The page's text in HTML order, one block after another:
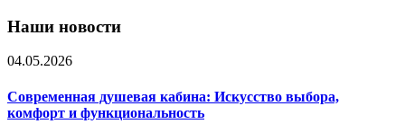
Наши новости
04.05.2026
Современная душевая кабина: Искусство выбора,
комфорт и функциональность